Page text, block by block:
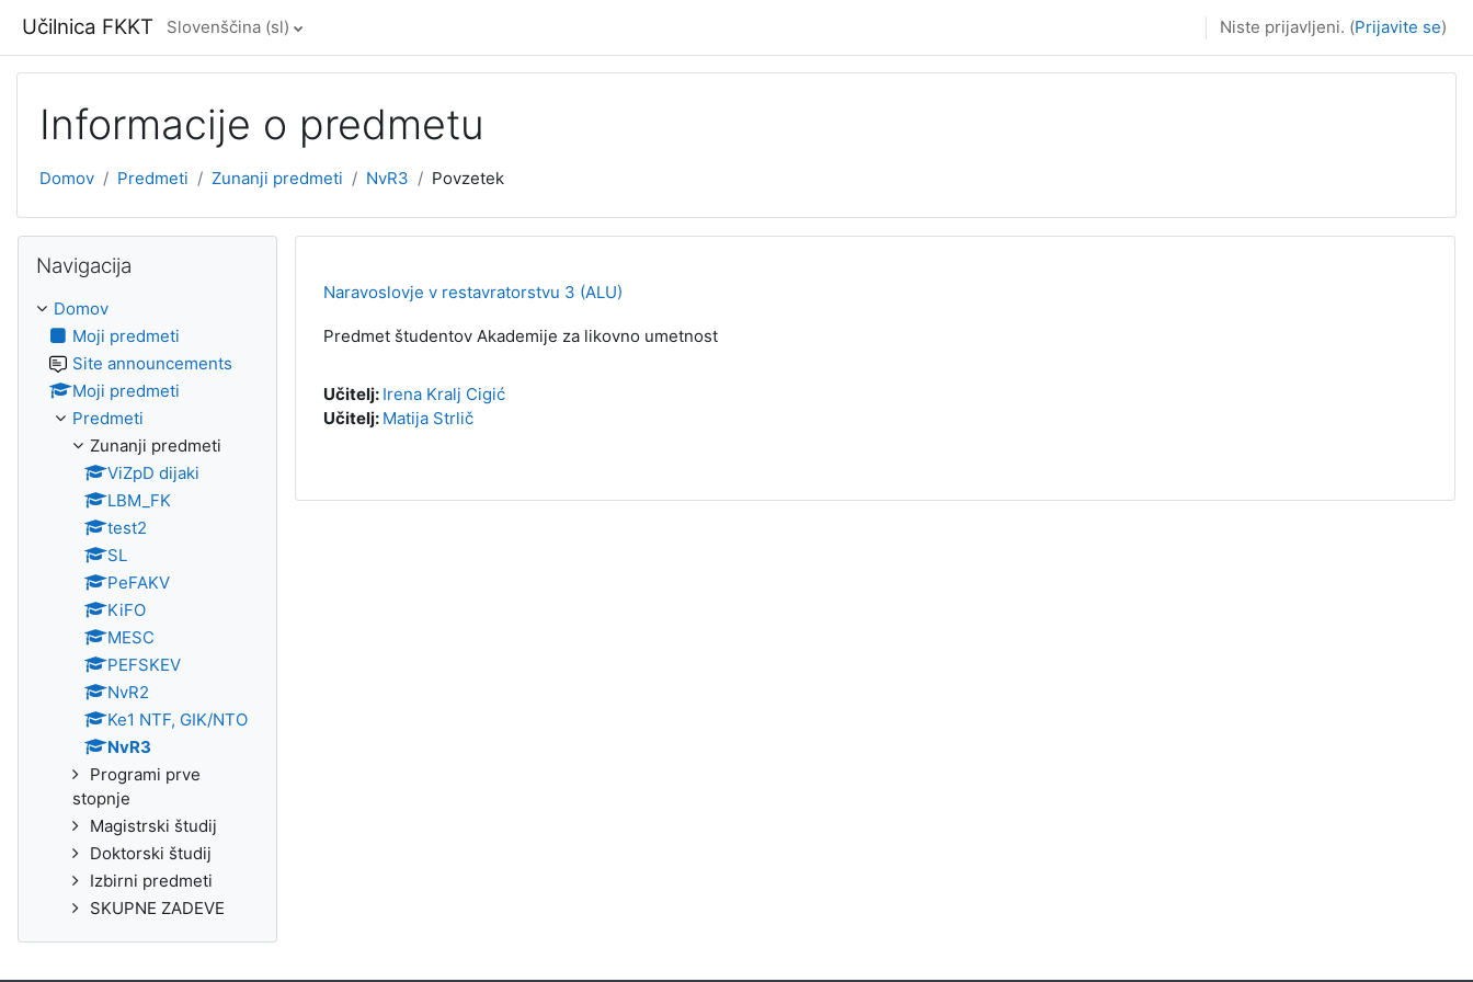
Učilnica FKKT Slovenščina ‎(sl)‎ Niste prijavljeni. (Prijavite se)
Informacije o predmetu
Domov Predmeti Zunanji predmeti NvR3 Povzetek
Naravoslovje v restavratorstvu 3 (ALU)
Predmet študentov Akademije za likovno umetnost
Učitelj: Irena Kralj Cigić
Učitelj: Matija Strlič
Navigacija
Domov
Moji predmeti
Site announcements
Moji predmeti
Predmeti
Zunanji predmeti
ViZpD dijaki
LBM_FK
test2
SL
PeFAKV
KiFO
MESC
PEFSKEV
NvR2
Ke1 NTF, GIK/NTO
NvR3
Programi prve
stopnje
Magistrski študij
Doktorski študij
Izbirni predmeti
SKUPNE ZADEVE